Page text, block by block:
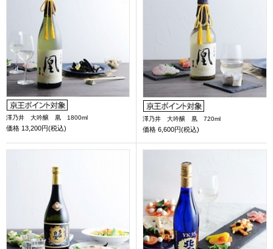
澤乃井 大吟醸 凰 1800ml
価格 13,200円(税込)
澤乃井 大吟醸 凰 720ml
価格 6,600円(税込)